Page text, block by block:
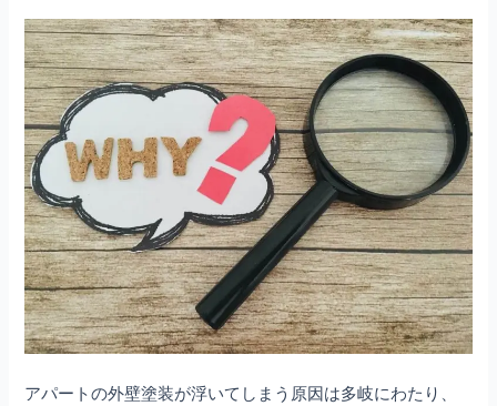
アパートの外壁塗装が浮いてしまう原因は多岐にわたり、